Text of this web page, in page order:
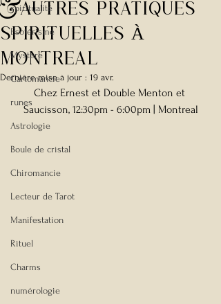
spiritualité
Esotérisme
Mystère
Cartomancie
runes
Astrologie
Boule de cristal
Chiromancie
Lecteur de Tarot
Manifestation
Rituel
Charms
numérologie
&autres pratiques
spirituelles À
MONTREAL
Dernière mise à jour : 19 avr.
Chez Ernest et Double Menton et
Saucisson, 12:30pm - 6:00pm | Montreal